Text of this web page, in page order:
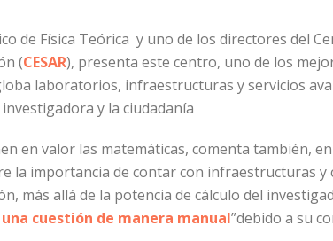
de Física Teórica y uno de los directores del
(CESAR), presenta este centro, uno de los
laboratorios, infraestructuras y servicios
y la ciudadanía
en valor las matemáticas, comenta también,
la importancia de contar con infraestructuras y
más allá de la potencia de cálculo del
cuestión de manera manual”debido a su